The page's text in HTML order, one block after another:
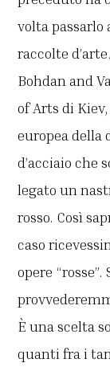
volta passarlo
raccolte
Bohdan and
of Arts di
europea della
d’acciaio che
legato un
rosso. Così
caso
opere
È una scelta
quanti fra i